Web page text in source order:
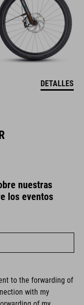
DETALLES
nuestras
los eventos
to the forwarding of
with my